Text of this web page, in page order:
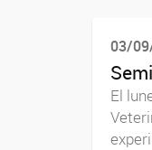
03/
El